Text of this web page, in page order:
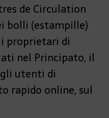
de Circulation
bolli (estampille)
proprietari di
nel Principato, il
utenti di
rapido online, sul